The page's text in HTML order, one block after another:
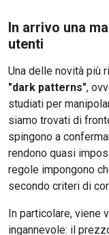
In arrivo una
utenti
Una delle novità più
"dark patterns",
studiati per
siamo trovati di
spingono a
rendono quasi
regole impongono
secondo criteri di
In particolare, viene
ingannevole: il